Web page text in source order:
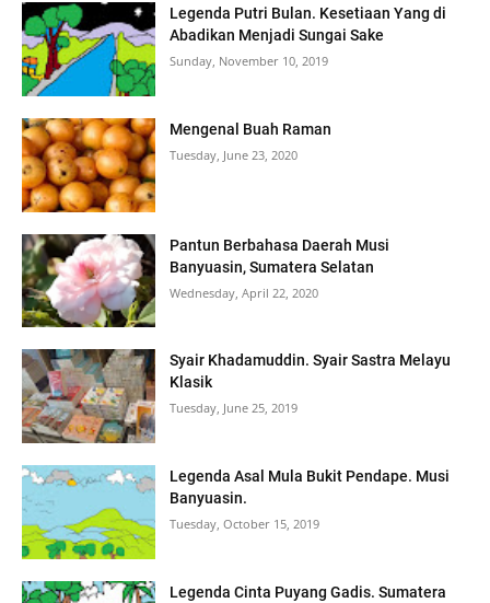
Legenda Putri Bulan. Kesetiaan Yang di
Abadikan Menjadi Sungai Sake
Sunday, November 10, 2019
Mengenal Buah Raman
Tuesday, June 23, 2020
Pantun Berbahasa Daerah Musi
Banyuasin, Sumatera Selatan
Wednesday, April 22, 2020
Syair Khadamuddin. Syair Sastra Melayu
Klasik
Tuesday, June 25, 2019
Legenda Asal Mula Bukit Pendape. Musi
Banyuasin.
Tuesday, October 15, 2019
Legenda Cinta Puyang Gadis. Sumatera